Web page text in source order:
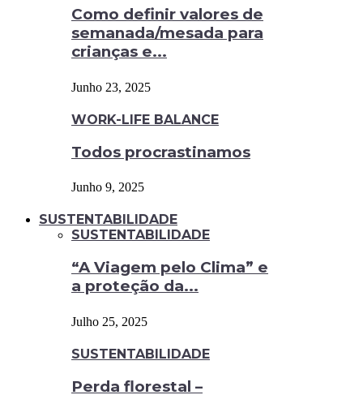
Como definir valores de
semanada/mesada para
crianças e...
Junho 23, 2025
WORK-LIFE BALANCE
Todos procrastinamos
Junho 9, 2025
SUSTENTABILIDADE
SUSTENTABILIDADE
“A Viagem pelo Clima” e
a proteção da...
Julho 25, 2025
SUSTENTABILIDADE
Perda florestal –